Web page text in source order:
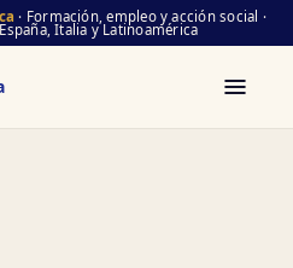
· Formación, empleo y acción social ·
Italia y Latinoamérica